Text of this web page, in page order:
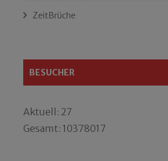
ZeitBrüche
BESUCHER
Aktuell: 27
Gesamt: 10378017